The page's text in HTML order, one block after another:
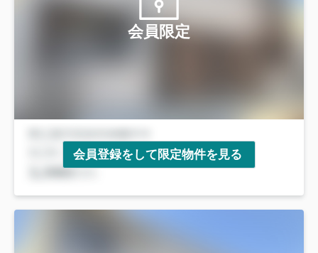
会員限定
会員登録をして限定物件を見る